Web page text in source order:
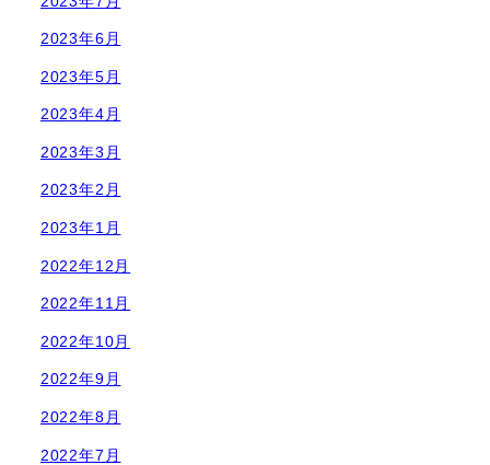
2023年6月
2023年5月
2023年4月
2023年3月
2023年2月
2023年1月
2022年12月
2022年11月
2022年10月
2022年9月
2022年8月
2022年7月